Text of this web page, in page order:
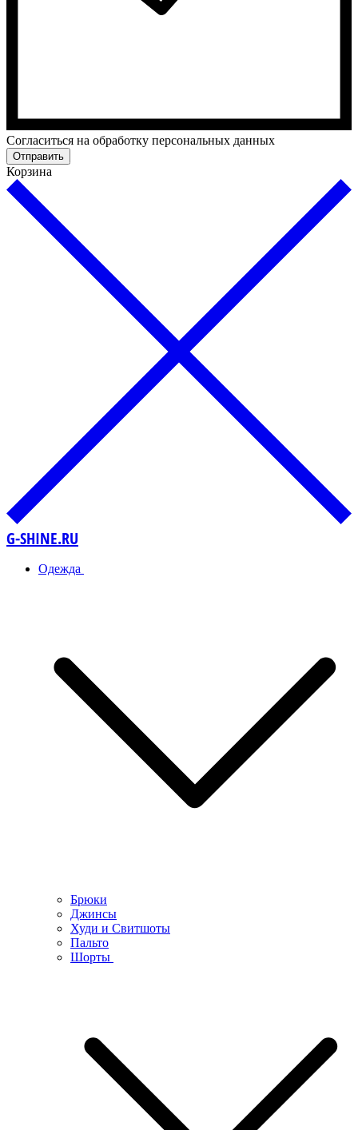
Cогласиться на обработку персональных данных
Отправить
Корзина
G-SHINE.RU
Одежда
Брюки
Джинсы
Худи и Свитшоты
Пальто
Шорты